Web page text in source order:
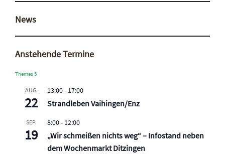
News
Anstehende Termine
Themes 5
AUG.
22
13:00- 17:00
Strandleben Vaihingen/Enz
SEP.
19
8:00- 12:00
„Wir schmeißen nichts weg“ – Infostand neben
dem Wochenmarkt Ditzingen